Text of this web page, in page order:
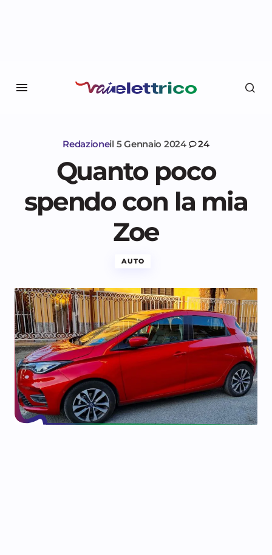
Redazioneil 5 Gennaio 2024 24
Quanto poco
spendo con la mia
Zoe
AUTO